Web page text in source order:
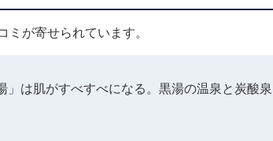
ミが寄せられています。
は肌がすべすべになる。黒湯の温泉と炭酸泉